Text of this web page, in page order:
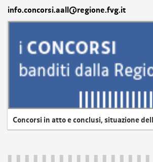
info.concorsi.aall@regione.fvg.it
Concorsi in atto e conclusi, situazione